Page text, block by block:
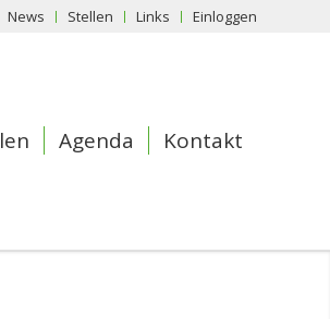
News Stellen Links Einloggen
Agenda Kontakt